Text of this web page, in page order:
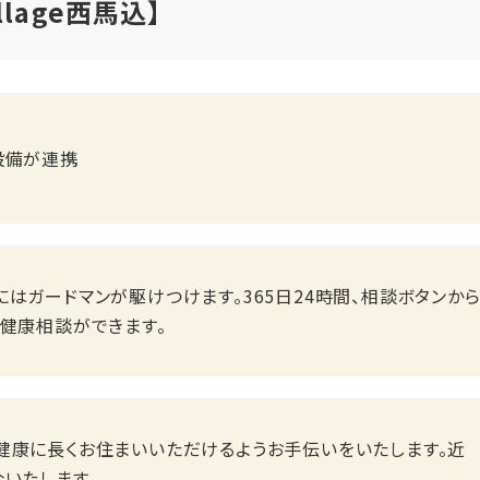
西馬込】
備が連携
ガードマンが駆けつけます。365日24時間、相談ボタンから
康相談ができます。
に長くお住まいいただけるようお手伝いをいたします。近